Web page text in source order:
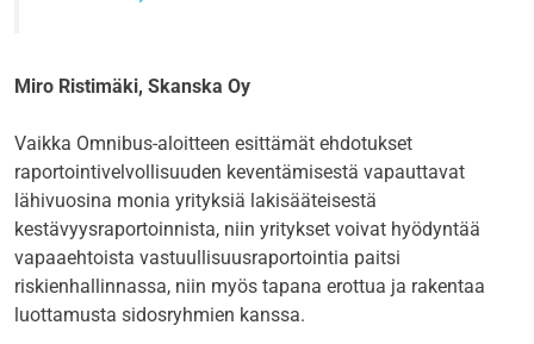
Miro Ristimäki, Skanska Oy
Vaikka Omnibus-aloitteen esittämät ehdotukset
raportointivelvollisuuden keventämisestä vapauttavat
lähivuosina monia yrityksiä lakisääteisestä
kestävyysraportoinnista, niin yritykset voivat hyödyntää
vapaaehtoista vastuullisuusraportointia paitsi
riskienhallinnassa, niin myös tapana erottua ja rakentaa
luottamusta sidosryhmien kanssa.